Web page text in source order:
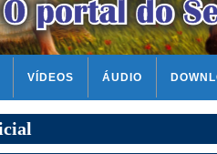
VÍDEOS ÁUDIO